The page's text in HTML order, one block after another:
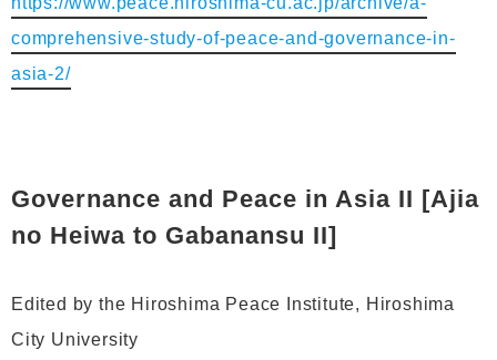
comprehensive-study-of-peace-and-governance-in-
asia-2/
Governance and Peace in Asia II [Ajia
no Heiwa to Gabanansu II]
Edited by the Hiroshima Peace Institute, Hiroshima
City University